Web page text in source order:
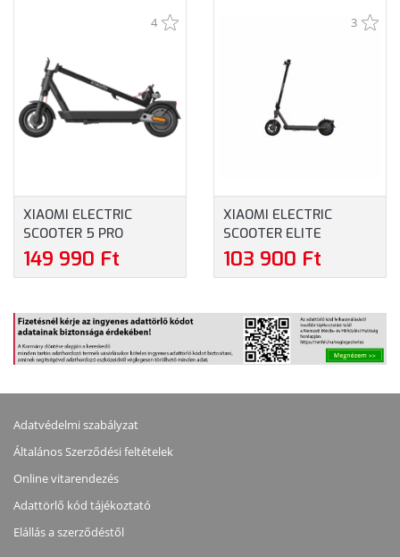
(BHR9615GL)
(BHR080TGL)
4
XIAOMI ELECTRIC
SCOOTER 5 PRO
ELEKTROMOS ROLLER
(BHR9611GL)
149 990 Ft
3
XIAOMI ELECTRIC
SCOOTER ELITE
ELEKTROMOS ROLLER
(BHR9603GL)
103 900 Ft
Adatvédelmi szabályzat
Általános Szerződési feltételek
Online vitarendezés
Adattörlő kód tájékoztató
Elállás a szerződéstől